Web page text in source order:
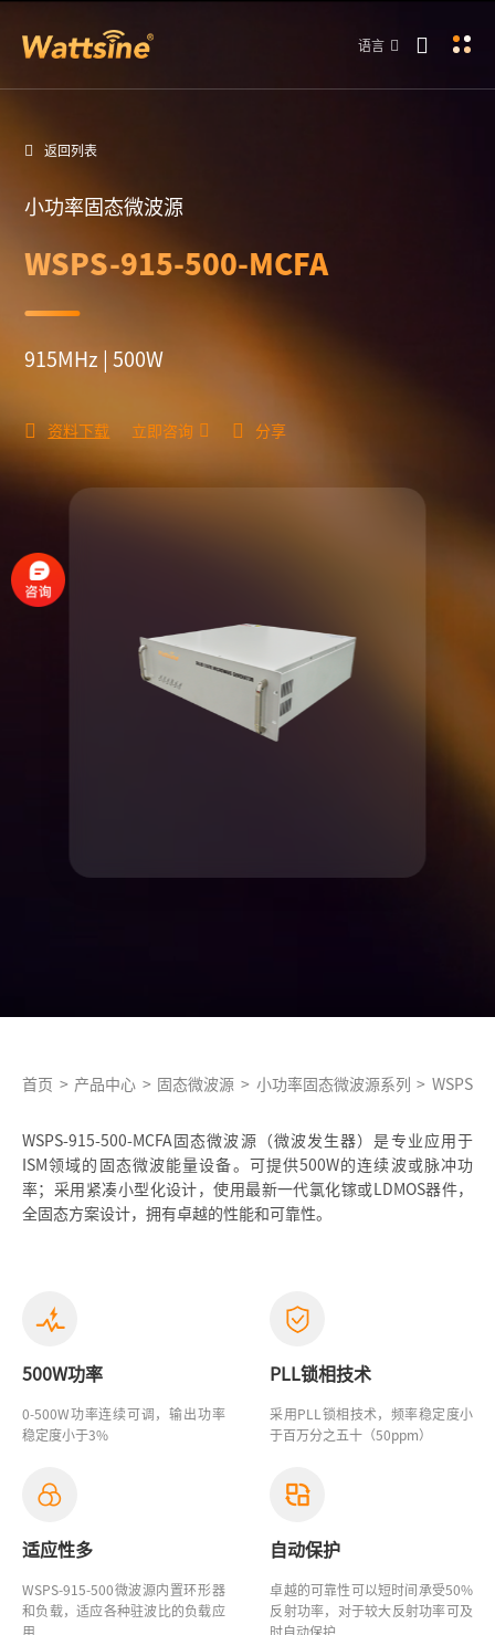
语言
返回列表
小功率固态微波源
WSPS-915-500-MCFA
915MHz | 500W
资料下载 立即咨询 分享
首页 > 产品中心 > 固态微波源 > 小功率固态微波源系列 > WSPS-
WSPS-915-500-MCFA固态微波源（微波发生器）是专业应用于
ISM领域的固态微波能量设备。可提供500W的连续波或脉冲功
率；采用紧凑小型化设计，使用最新一代氯化镓或LDMOS器件，
全固态方案设计，拥有卓越的性能和可靠性。
500W功率
0-500W功率连续可调，输出功率
稳定度小于3%
PLL锁相技术
采用PLL锁相技术，频率稳定度小
于百万分之五十（50ppm）
适应性多
WSPS-915-500微波源内置环形器
和负载，适应各种驻波比的负载应
用
自动保护
卓越的可靠性可以短时间承受50%
反射功率，对于较大反射功率可及
时自动保护